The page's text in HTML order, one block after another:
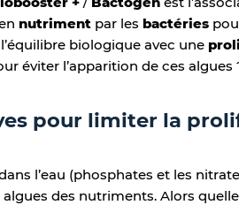
nutriment par les bactéries
biologique avec une
éviter l’apparition de ces algues
pour limiter la
l’eau (phosphates et les
des nutriments. Alors